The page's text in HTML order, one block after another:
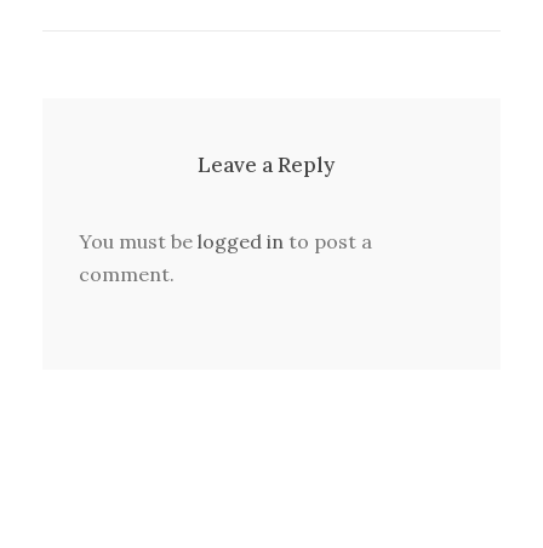
Leave a Reply
You must be logged in to post a
comment.